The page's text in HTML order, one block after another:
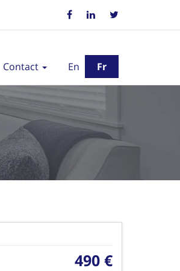
En Fr
Contact
490 €